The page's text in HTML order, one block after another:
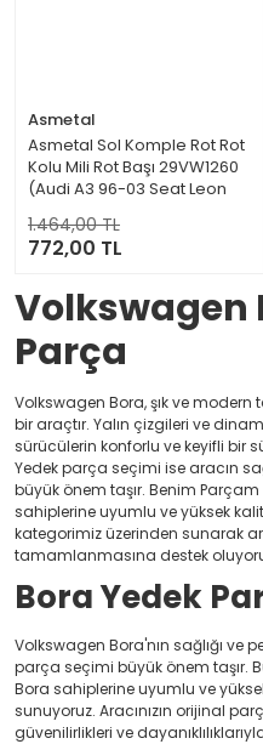
Asmetal
Asmetal Sol Komple Rot Rot
Kolu Mili Rot Başı 29VW1260
(Audi A3 96-03 Seat Leon
Octavia 96-10 Volkswagen
Bora 98-05 Golf 97-06 New
1.464,00 TL
772,00 TL
Volkswagen
Parça
Volkswagen Bora, şık ve modern
bir araçtır. Yalın çizgileri ve
sürücülerin konforlu ve keyifli bir
Yedek parça seçimi ise aracın
büyük önem taşır. Benim
sahiplerine uyumlu ve yüksek
kategorimiz üzerinden sunarak
tamamlanmasına destek
Bora Yedek
Volkswagen Bora'nın sağlığı ve
parça seçimi büyük önem taşır.
Bora sahiplerine uyumlu ve
sunuyoruz. Aracınızın orijinal
güvenilirlikleri ve